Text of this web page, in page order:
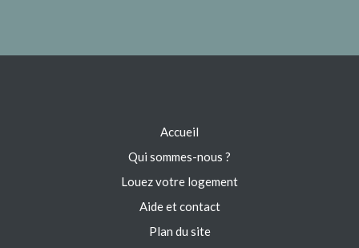
Accueil
Qui sommes-nous ?
Louez votre logement
Aide et contact
Plan du site